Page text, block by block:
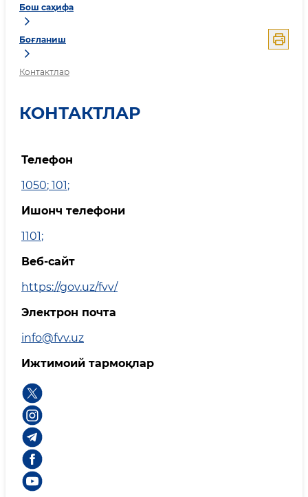
Бош саҳифа
Боғланиш
Контактлар
КОНТАКТЛАР
Телефон
1050; 101;
Ишонч телефони
1101;
Веб-сайт
https://gov.uz/fvv/
Электрон почта
info@fvv.uz
Ижтимоий тармоқлар